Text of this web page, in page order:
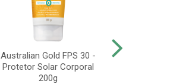
Australian Gold FPS 30 -
Protetor Solar Corporal
200g